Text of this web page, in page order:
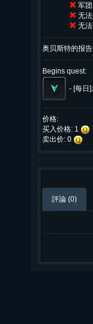
军
无
无
奥贝斯特的报
Begins quest:
- [每日
价格:
买入价格: 1
卖出价: 0
評論 (0)